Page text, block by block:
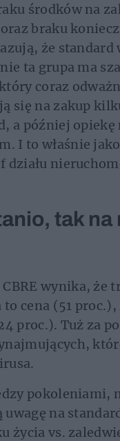
środków na
braku
że
ta grupa ma
coraz
się na zakup
a później
I to właśnie
działu
tak
wynika,
cena (51
proc.). Tuż za
pokoleniami,
na
życia vs.